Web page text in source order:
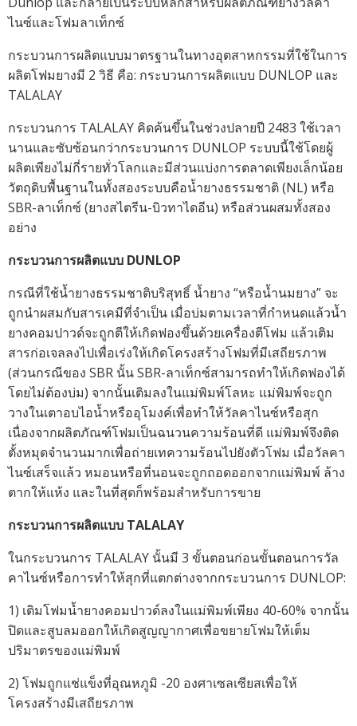
ไนซ์และโฟมลาเท็กซ์
กระบวนการผลิตแบบมาตรฐานในทางอุตสาหกรรมที่ใช้ในการ
ผลิตโฟมยางมี 2 วิธี คือ: กระบวนการผลิตแบบ DUNLOP และ
TALALAY
กระบวนการ TALALAY คิดค้นขึ้นในช่วงปลายปี 2483 ใช้เวลา
นานและซับซ้อนกว่ากระบวนการ DUNLOP ระบบนี้ใช้โดยผู้
ผลิตเพียงไม่กี่รายทั่วโลกและมีส่วนแบ่งการตลาดเพียงเล็กน้อย
วัตถุดิบพื้นฐานในทั้งสองระบบคือน้ำยางธรรมชาติ (NL) หรือ
SBR-ลาเท็กซ์ (ยางสไตรีน-บิวทาไดอีน) หรือส่วนผสมทั้งสอง
อย่าง
กระบวนการผลิตแบบ DUNLOP
กรณีที่ใช้น้ำยางธรรมชาติบริสุทธิ์ น้ำยาง “หรือน้ำนมยาง” จะ
ถูกนำผสมกับสารเคมีที่จำเป็น เมื่อบ่มตามเวลาที่กำหนดแล้วน้ำ
ยางคอมปาวด์จะถูกตีให้เกิดฟองขึ้นด้วยเครื่องตีโฟม แล้วเติม
สารก่อเจลลงไปเพื่อเร่งให้เกิดโครงสร้างโฟมที่มีเสถียรภาพ
(ส่วนกรณีของ SBR นั้น SBR-ลาเท็กซ์สามารถทำให้เกิดฟองได้
โดยไม่ต้องบ่ม) จากนั้นเติมลงในแม่พิมพ์โลหะ แม่พิมพ์จะถูก
วางในเตาอบไอน้ำหรืออุโมงค์เพื่อทำให้วัลคาไนซ์หรือสุก
เนื่องจากผลิตภัณฑ์โฟมเป็นฉนวนความร้อนที่ดี แม่พิมพ์จึงติด
ตั้งหมุดจำนวนมากเพื่อถ่ายเทความร้อนไปยังตัวโฟม เมื่อวัลคา
ไนซ์เสร็จแล้ว หมอนหรือที่นอนจะถูกถอดออกจากแม่พิมพ์ ล้าง
ตากให้แห้ง และในที่สุดก็พร้อมสำหรับการขาย
กระบวนการผลิตแบบ TALALAY
ในกระบวนการ TALALAY นั้นมี 3 ขั้นตอนก่อนขั้นตอนการวัล
คาไนซ์หรือการทำให้สุกที่แตกต่างจากกระบวนการ DUNLOP:
1) เติมโฟมน้ำยางคอมปาวด์ลงในแม่พิมพ์เพียง 40-60% จากนั้น
ปิดและสูบลมออกให้เกิดสูญญากาศเพื่อขยายโฟมให้เต็ม
ปริมาตรของแม่พิมพ์
2) โฟมถูกแช่แข็งที่อุณหภูมิ -20 องศาเซลเซียสเพื่อให้
โครงสร้างมีเสถียรภาพ